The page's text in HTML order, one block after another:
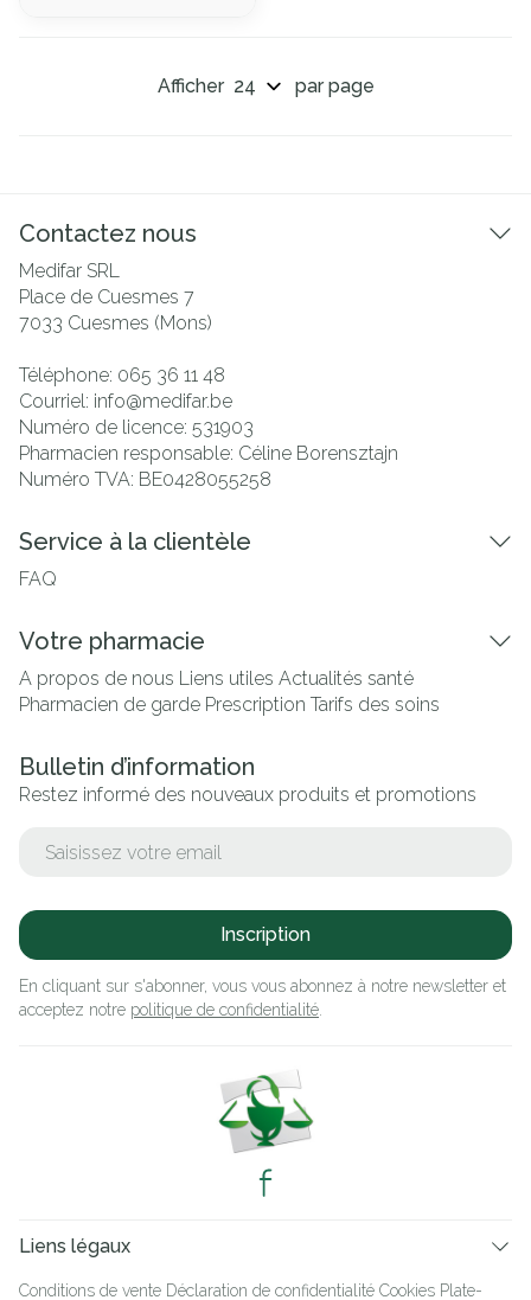
Afficher par page
Contactez nous
Medifar SRL
Place de Cuesmes 7
7033 Cuesmes (Mons)
Téléphone: 065 36 11 48
Courriel: info@medifar.be
Numéro de licence: 531903
Pharmacien responsable: Céline Borensztajn
Numéro TVA: BE0428055258
Service à la clientèle
FAQ
Votre pharmacie
A propos de nous Liens utiles Actualités santé
Pharmacien de garde Prescription Tarifs des soins
Bulletin d’information
Restez informé des nouveaux produits et promotions
Inscription
En cliquant sur s'abonner, vous vous abonnez à notre newsletter et
acceptez notre politique de confidentialité
Liens légaux
Conditions de vente Déclaration de confidentialité Cookies Plate-